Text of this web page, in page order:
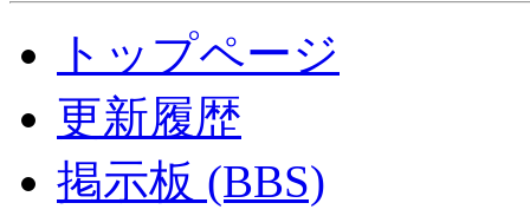
トップページ
更新履歴
掲示板 (BBS)